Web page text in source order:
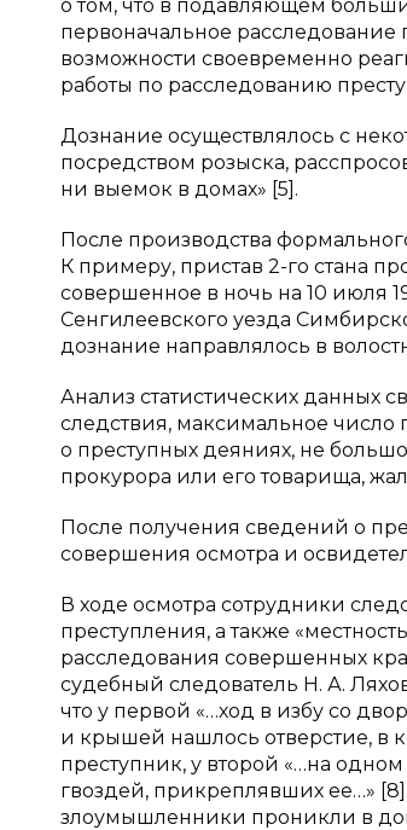
о том, что в подавляющем
первоначальное расследование
возможности своевременно
работы по расследованию
Дознание осуществлялось с
посредством розыска,
ни выемок в домах» [5].
После производства
К примеру, пристав 2-го стана
совершенное в ночь на 10 июля
Сенгилеевского уезда
дознание направлялось в
Анализ статистических данных
следствия, максимальное
о преступных деяниях, не
прокурора или его товарища,
После получения сведений о
совершения осмотра и
В ходе осмотра сотрудники
преступления, а также
расследования совершенных
судебный следователь Н. А.
что у первой «…ход в избу со
и крышей нашлось отверстие, в
преступник, у второй «…на
гвоздей, прикреплявших ее…»
злоумышленники проникли в